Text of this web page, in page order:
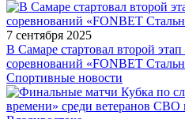
7 сентября 2025
В Самаре стартовал второй
соревнований «FONBET
Спортивные новости